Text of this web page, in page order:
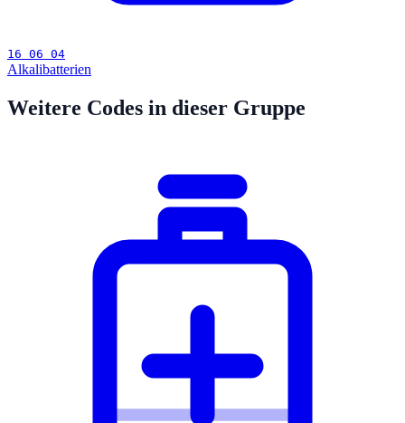
16 06 04
Alkalibatterien
Weitere Codes in dieser Gruppe